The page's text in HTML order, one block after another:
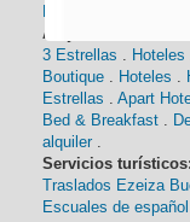
Distancias
Alojamiento:
3 Estrellas
Boutique
Hoteles
Estrellas
Apart
Bed & Breakfast
alquiler
Servicios turísticos:
Traslados Ezeiza
Escuales de español